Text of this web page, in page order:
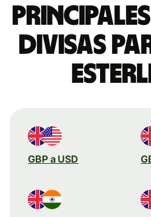
divisas
GBP a USD